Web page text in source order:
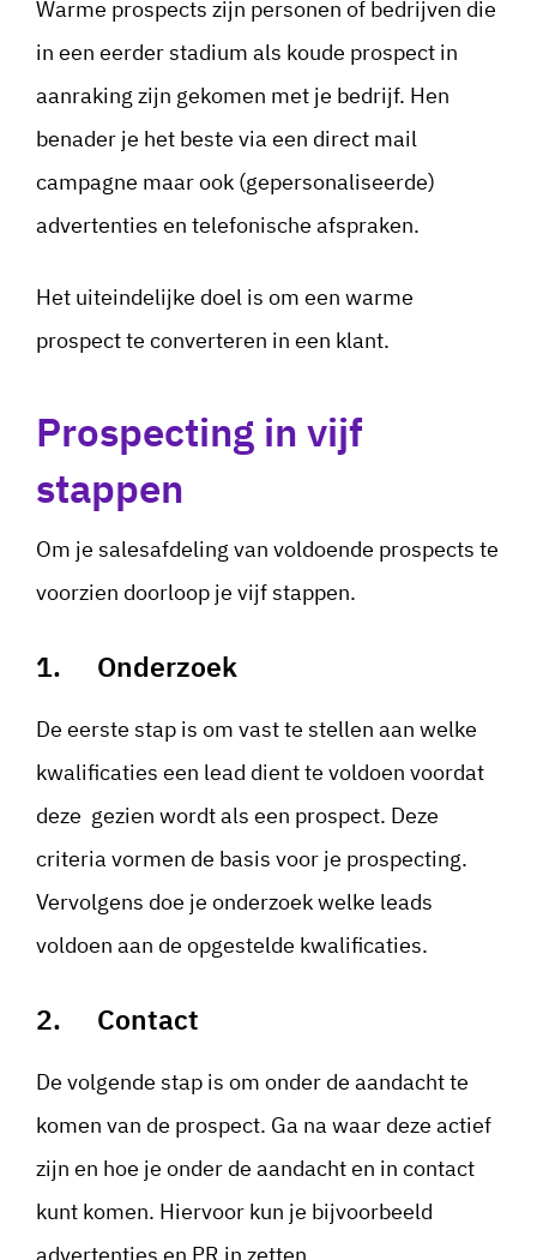
Warme prospects zijn personen of bedrijven die
in een eerder stadium als koude prospect in
aanraking zijn gekomen met je bedrijf. Hen
benader je het beste via een direct mail
campagne maar ook (gepersonaliseerde)
advertenties en telefonische afspraken.
Het uiteindelijke doel is om een warme
prospect te converteren in een klant.
Prospecting in vijf
stappen
Om je salesafdeling van voldoende prospects te
voorzien doorloop je vijf stappen.
1. Onderzoek
De eerste stap is om vast te stellen aan welke
kwalificaties een lead dient te voldoen voordat
deze gezien wordt als een prospect. Deze
criteria vormen de basis voor je prospecting.
Vervolgens doe je onderzoek welke leads
voldoen aan de opgestelde kwalificaties.
2. Contact
De volgende stap is om onder de aandacht te
komen van de prospect. Ga na waar deze actief
zijn en hoe je onder de aandacht en in contact
kunt komen. Hiervoor kun je bijvoorbeeld
advertenties en PR in zetten.